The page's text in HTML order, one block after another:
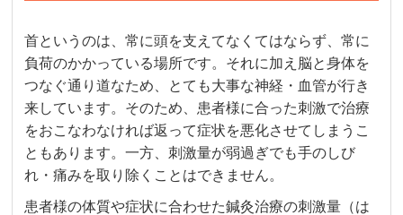
首というのは、常に頭を支えてなくてはならず、常に
負荷のかかっている場所です。それに加え脳と身体を
つなぐ通り道なため、とても大事な神経・血管が行き
来しています。そのため、患者様に合った刺激で治療
をおこなわなければ返って症状を悪化させてしまうこ
ともあります。一方、刺激量が弱過ぎでも手のしび
れ・痛みを取り除くことはできません。
患者様の体質や症状に合わせた鍼灸治療の刺激量（は